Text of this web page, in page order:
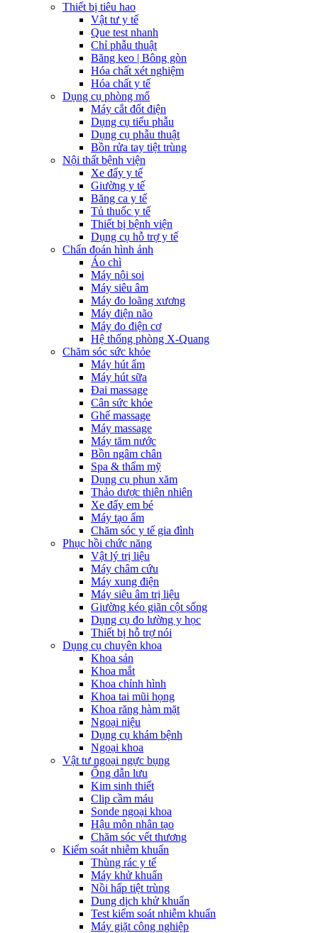
Thiết bị tiêu hao
Vật tư y tế
Que test nhanh
Chỉ phẫu thuật
Băng keo | Bông gòn
Hóa chất xét nghiệm
Hóa chất y tế
Dụng cụ phòng mổ
Máy cắt đốt điện
Dụng cụ tiểu phẫu
Dụng cụ phẫu thuật
Bồn rửa tay tiệt trùng
Nội thất bệnh viện
Xe đẩy y tế
Giường y tế
Băng ca y tế
Tủ thuốc y tế
Thiết bị bệnh viện
Dụng cụ hỗ trợ y tế
Chẩn đoán hình ảnh
Áo chì
Máy nội soi
Máy siêu âm
Máy đo loãng xương
Máy điện não
Máy đo điện cơ
Hệ thống phòng X-Quang
Chăm sóc sức khỏe
Máy hút ẩm
Máy hút sữa
Đai massage
Cân sức khỏe
Ghế massage
Máy massage
Máy tăm nước
Bồn ngâm chân
Spa & thẩm mỹ
Dụng cụ phun xăm
Thảo dược thiên nhiên
Xe đẩy em bé
Máy tạo ẩm
Chăm sóc y tế gia đình
Phục hồi chức năng
Vật lý trị liệu
Máy châm cứu
Máy xung điện
Máy siêu âm trị liệu
Giường kéo giãn cột sống
Dụng cụ đo lường y học
Thiết bị hỗ trợ nói
Dụng cụ chuyên khoa
Khoa sản
Khoa mắt
Khoa chỉnh hình
Khoa tai mũi họng
Khoa răng hàm mặt
Ngoại niệu
Dụng cụ khám bệnh
Ngoại khoa
Vật tư ngoại ngực bụng
Ống dẫn lưu
Kim sinh thiết
Clip cầm máu
Sonde ngoại khoa
Hậu môn nhân tạo
Chăm sóc vết thương
Kiểm soát nhiễm khuẩn
Thùng rác y tế
Máy khử khuẩn
Nồi hấp tiệt trùng
Dung dịch khử khuẩn
Test kiểm soát nhiễm khuẩn
Máy giặt công nghiệp